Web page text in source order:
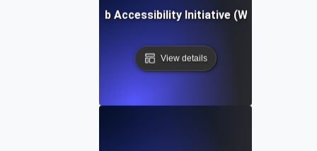
Web Accessibility Initiative (WAI)
View details